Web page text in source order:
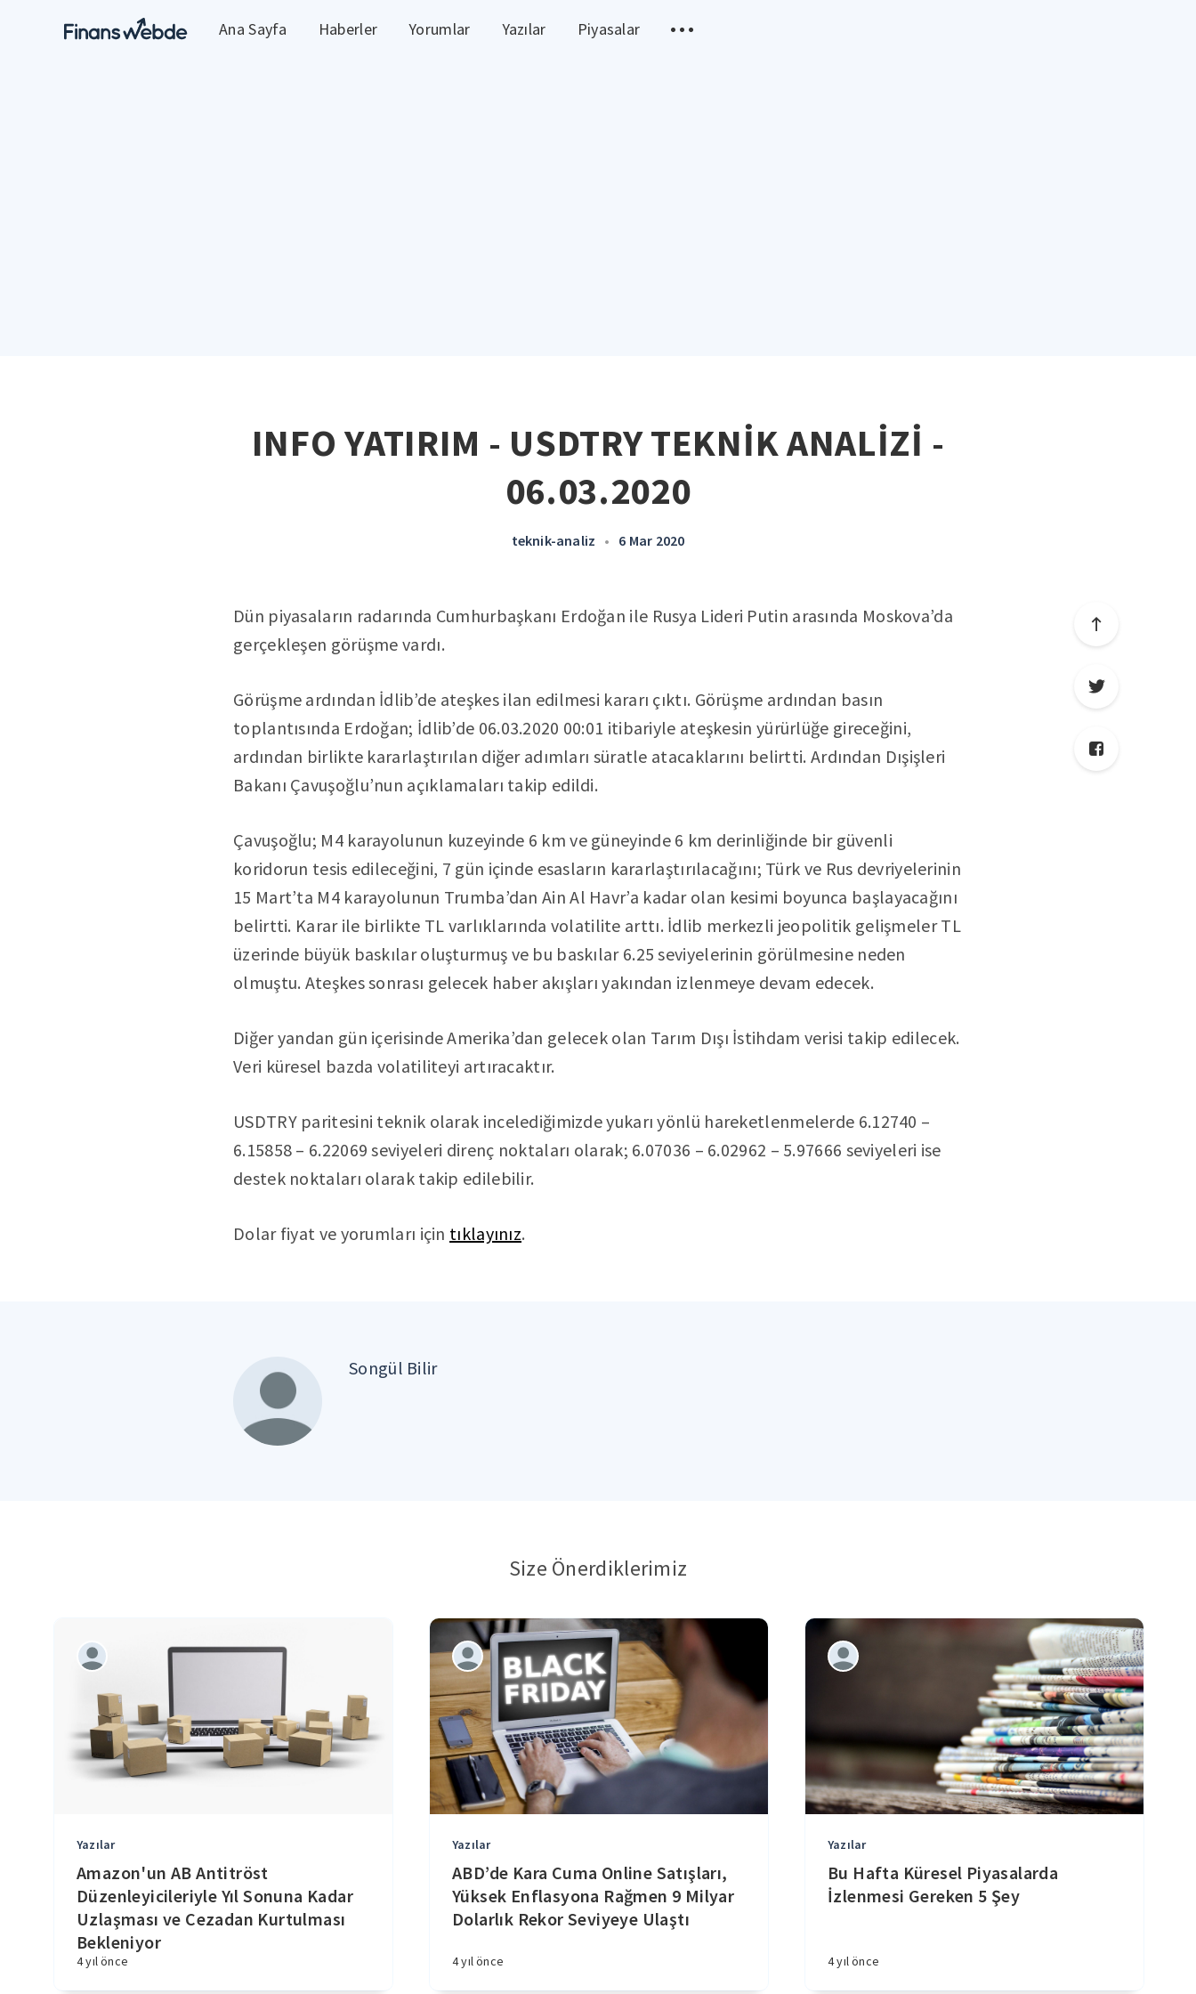
Ana Sayfa Haberler Yorumlar Yazılar Piyasalar
INFO YATIRIM - USDTRY TEKNİK ANALİZİ -
06.03.2020
teknik-analiz • 6 Mar 2020
Dün piyasaların radarında Cumhurbaşkanı Erdoğan ile Rusya Lideri Putin arasında Moskova’da
gerçekleşen görüşme vardı.
Görüşme ardından İdlib’de ateşkes ilan edilmesi kararı çıktı. Görüşme ardından basın
toplantısında Erdoğan; İdlib’de 06.03.2020 00:01 itibariyle ateşkesin yürürlüğe gireceğini,
ardından birlikte kararlaştırılan diğer adımları süratle atacaklarını belirtti. Ardından Dışişleri
Bakanı Çavuşoğlu’nun açıklamaları takip edildi.
Çavuşoğlu; M4 karayolunun kuzeyinde 6 km ve güneyinde 6 km derinliğinde bir güvenli
koridorun tesis edileceğini, 7 gün içinde esasların kararlaştırılacağını; Türk ve Rus devriyelerinin
15 Mart’ta M4 karayolunun Trumba’dan Ain Al Havr’a kadar olan kesimi boyunca başlayacağını
belirtti. Karar ile birlikte TL varlıklarında volatilite arttı. İdlib merkezli jeopolitik gelişmeler TL
üzerinde büyük baskılar oluşturmuş ve bu baskılar 6.25 seviyelerinin görülmesine neden
olmuştu. Ateşkes sonrası gelecek haber akışları yakından izlenmeye devam edecek.
Diğer yandan gün içerisinde Amerika’dan gelecek olan Tarım Dışı İstihdam verisi takip edilecek.
Veri küresel bazda volatiliteyi artıracaktır.
USDTRY paritesini teknik olarak incelediğimizde yukarı yönlü hareketlenmelerde 6.12740 –
6.15858 – 6.22069 seviyeleri direnç noktaları olarak; 6.07036 – 6.02962 – 5.97666 seviyeleri ise
destek noktaları olarak takip edilebilir.
Dolar fiyat ve yorumları için tıklayınız.
Songül Bilir
Size Önerdiklerimiz
Yazılar
Amazon'un AB Antitröst
Düzenleyicileriyle Yıl Sonuna Kadar
Uzlaşması ve Cezadan Kurtulması
Bekleniyor
4 yıl önce
Yazılar
ABD’de Kara Cuma Online Satışları,
Yüksek Enflasyona Rağmen 9 Milyar
Dolarlık Rekor Seviyeye Ulaştı
4 yıl önce
Yazılar
Bu Hafta Küresel Piyasalarda
İzlenmesi Gereken 5 Şey
4 yıl önce